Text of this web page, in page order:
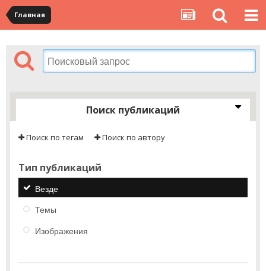
Главная
Поиск публикаций
Поиск по тегам Поиск по автору
Тип публикаций
Везде
Темы
Изображения